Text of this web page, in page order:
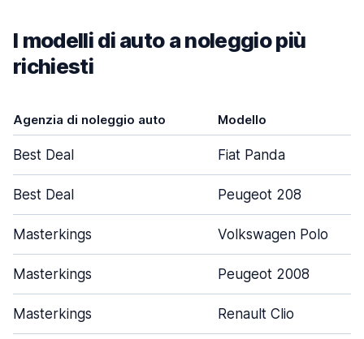
I modelli di auto a noleggio più
richiesti
Agenzia di noleggio auto Modello
Best Deal Fiat Panda
Best Deal Peugeot 208
Masterkings Volkswagen Polo
Masterkings Peugeot 2008
Masterkings Renault Clio